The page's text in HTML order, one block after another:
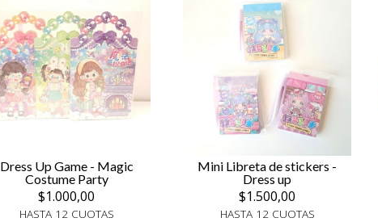
Dress Up Game - Magic
Costume Party
$1.000,00
HASTA 12 CUOTAS
Mini Libreta de stickers -
Dress up
$1.500,00
HASTA 12 CUOTAS